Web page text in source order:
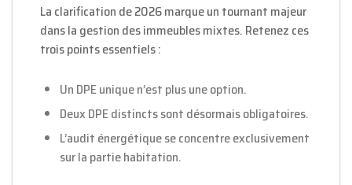
La clarification de 2026 marque un tournant majeur
dans la gestion des immeubles mixtes. Retenez ces
trois points essentiels :
Un DPE unique n’est plus une option.
Deux DPE distincts sont désormais obligatoires.
L’audit énergétique se concentre exclusivement
sur la partie habitation.